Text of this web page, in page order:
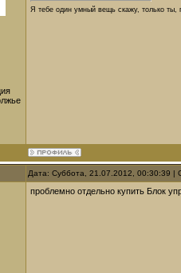
Я тебе один умный вещь скажу, только ты,
Дата: Суббота, 21.07.2012, 00:30:39
проблемно отдельно купить Блок